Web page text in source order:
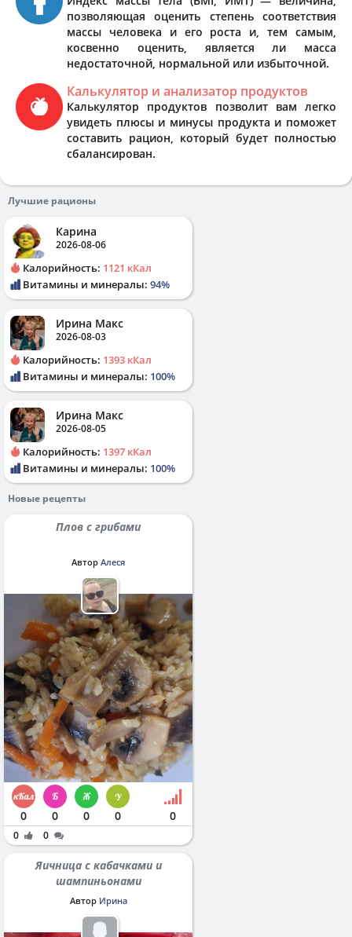
позволяющая оценить степень соответствия
массы человека и его роста и, тем самым,
косвенно оценить, является ли масса
недостаточной, нормальной или избыточной.
Калькулятор и анализатор продуктов
Калькулятор продуктов позволит вам легко
увидеть плюсы и минусы продукта и поможет
составить рацион, который будет полностью
сбалансирован.
Лучшие рационы
Карина
2026-08-06
Калорийность: 1121 кКал
Витамины и минералы: 94%
Ирина Макс
2026-08-03
Калорийность: 1393 кКал
Витамины и минералы: 100%
Ирина Макс
2026-08-05
Калорийность: 1397 кКал
Витамины и минералы: 100%
Новые рецепты
Плов с грибами
Автор Алеся
0 0 0 0 0
0 0
Яичница с кабачками и
шампиньонами
Автор Ирина